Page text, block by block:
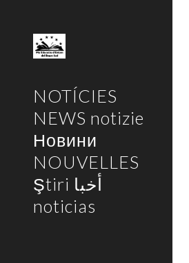
NOTÍCIES
NEWS notizie
Новини
NOUVELLES
Ştiri أخبا
noticias